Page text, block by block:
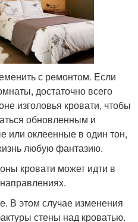
с ремонтом. Если
достаточно всего
изголовья кровати, чтобы
обновленным и
оклеенные в один тон,
любую фантазию.
кровати может идти в
В этом случае изменения
стены над кроватью.